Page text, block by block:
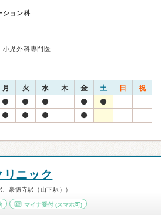
ション科
小児外科専門医
月 火 水 木 金 土 日 祝
ニック
豪徳寺駅（山下駅））
マイナ受付 (スマホ可)